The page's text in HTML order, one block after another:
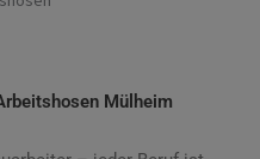
Mülheim